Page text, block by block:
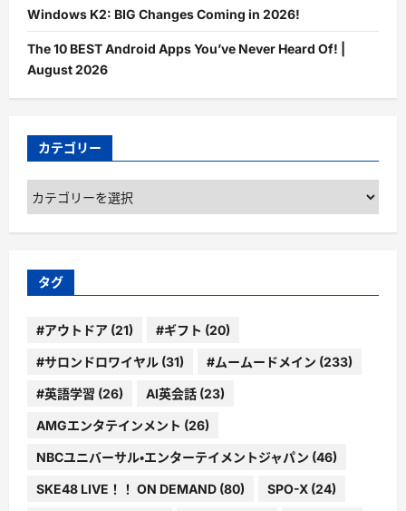
Windows K2: BIG Changes Coming in 2026!
The 10 BEST Android Apps You’ve Never Heard Of! |
August 2026
カテゴリー
カ
テ
ゴ
ー
タグ
#アウトドア (21) #ギフト (20)
#サロンドロワイヤル (31) #ムームードメイン (233)
#英語学習 (26) AI英会話 (23)
AMGエンタテインメント (26)
NBCユニバーサル・エンターテイメントジャパン (46)
SKE48 LIVE！！ ON DEMAND (80) SPO-X (24)